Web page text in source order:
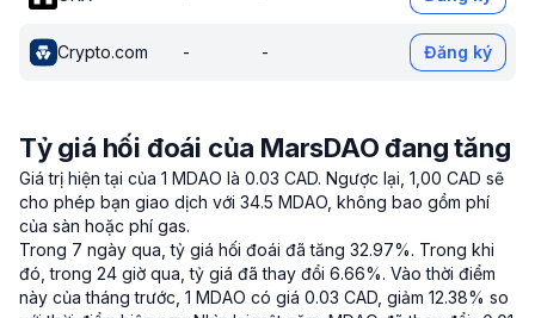
Crypto.com - - Đăng ký
Tỷ giá hối đoái của MarsDAO đang tăng
Giá trị hiện tại của 1 MDAO là 0.03 CAD. Ngược lại, 1,00 CAD sẽ
cho phép bạn giao dịch với 34.5 MDAO, không bao gồm phí
của sàn hoặc phí gas.
Trong 7 ngày qua, tỷ giá hối đoái đã tăng 32.97%. Trong khi
đó, trong 24 giờ qua, tỷ giá đã thay đổi 6.66%. Vào thời điểm
này của tháng trước, 1 MDAO có giá 0.03 CAD, giảm 12.38% so